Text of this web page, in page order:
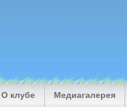
О клубе Медиагалерея